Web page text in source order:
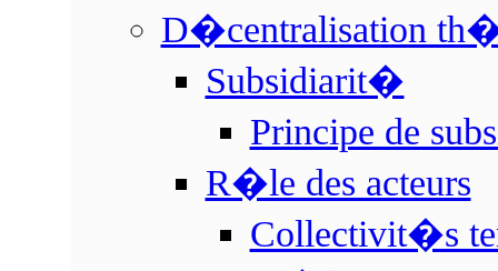
D�centralisation
Subsidiarit�
Principe de
R�le des acteurs
Collectivit�s